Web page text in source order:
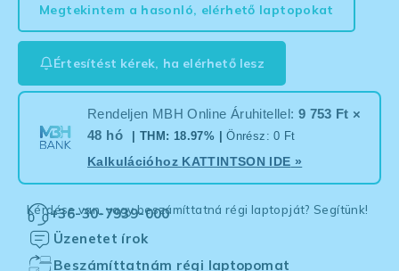
Megtekintem a hasonló, elérhető laptopokat
Értesítést kérek, ha elérhető lesz
Rendeljen MBH Online Áruhitellel: 9 753 Ft ×
48 hó
| THM: 18.97% |Önrész: 0 Ft
Kalkulációhoz KATTINTSON IDE »
Kérdése van, vagy beszámíttatná régi laptopját? Segítünk!
+36-30-7939-000
Üzenetet írok
Beszámíttatnám régi laptopomat